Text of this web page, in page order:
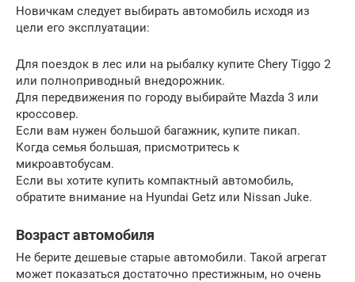
Новичкам следует выбирать автомобиль исходя из
цели его эксплуатации:
Для поездок в лес или на рыбалку купите Chery Tiggo 2
или полноприводный внедорожник.
Для передвижения по городу выбирайте Mazda 3 или
кроссовер.
Если вам нужен большой багажник, купите пикап.
Когда семья большая, присмотритесь к
микроавтобусам.
Если вы хотите купить компактный автомобиль,
обратите внимание на Hyundai Getz или Nissan Juke.
Возраст автомобиля
Не берите дешевые старые автомобили. Такой агрегат
может показаться достаточно престижным, но очень